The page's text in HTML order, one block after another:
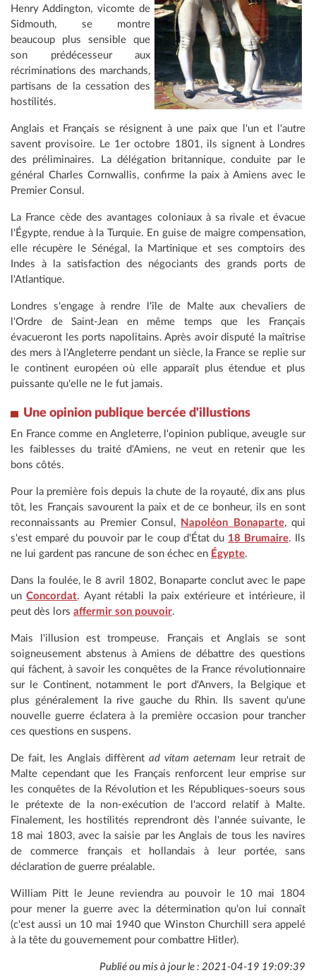
Henry Addington, vicomte de
Sidmouth, se montre
beaucoup plus sensible que
son prédécesseur aux
récriminations des marchands,
partisans de la cessation des
hostilités.
Anglais et Français se résignent à une paix que l'un et l'autre
savent provisoire. Le 1er octobre 1801, ils signent à Londres
des préliminaires. La délégation britannique, conduite par le
général Charles Cornwallis, confirme la paix à Amiens avec le
Premier Consul.
La France cède des avantages coloniaux à sa rivale et évacue
l'Égypte, rendue à la Turquie. En guise de maigre compensation,
elle récupère le Sénégal, la Martinique et ses comptoirs des
Indes à la satisfaction des négociants des grands ports de
l'Atlantique.
Londres s'engage à rendre l'île de Malte aux chevaliers de
l'Ordre de Saint-Jean en même temps que les Français
évacueront les ports napolitains. Après avoir disputé la maîtrise
des mers à l'Angleterre pendant un siècle, la France se replie sur
le continent européen où elle apparaît plus étendue et plus
puissante qu'elle ne le fut jamais.
Une opinion publique bercée d'illustions
En France comme en Angleterre, l'opinion publique, aveugle sur
les faiblesses du traité d'Amiens, ne veut en retenir que les
bons côtés.
Pour la première fois depuis la chute de la royauté, dix ans plus
tôt, les Français savourent la paix et de ce bonheur, ils en sont
reconnaissants au Premier Consul,
Napoléon Bonaparte, qui
s'est emparé du pouvoir par le coup d'État du 18 Brumaire. Ils
ne lui gardent pas rancune de son échec en Égypte.
Dans la foulée, le 8 avril 1802, Bonaparte conclut avec le pape
unConcordat. Ayant rétabli la paix extérieure et intérieure, il
peut dès lors affermir son pouvoir.
Mais l'illusion est trompeuse. Français et Anglais se sont
soigneusement abstenus à Amiens de débattre des questions
qui fâchent, à savoir les conquêtes de la France révolutionnaire
sur le Continent, notamment le port d'Anvers, la Belgique et
plus généralement la rive gauche du Rhin. Ils savent qu'une
nouvelle guerre éclatera à la première occasion pour trancher
ces questions en suspens.
De fait, les Anglais diffèrent ad vitam aeternam leur retrait de
Malte cependant que les Français renforcent leur emprise sur
les conquêtes de la Révolution et les Républiques-soeurs sous
le prétexte de la non-exécution de l'accord relatif à Malte.
Finalement, les hostilités reprendront dès l'année suivante, le
18 mai 1803, avec la saisie par les Anglais de tous les navires
de commerce français et hollandais à leur portée, sans
déclaration de guerre préalable.
William Pitt le Jeune reviendra au pouvoir le 10 mai 1804
pour mener la guerre avec la détermination qu'on lui connaît
(c'est aussi un 10 mai 1940 que Winston Churchill sera appelé
à la tête du gouvernement pour combattre Hitler).
Publié ou mis à jour le : 2021-04-19 19:09:39